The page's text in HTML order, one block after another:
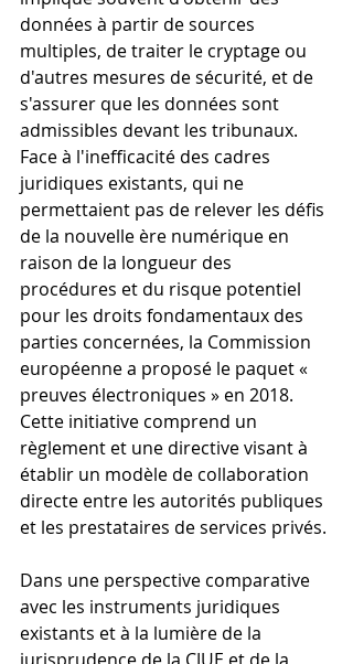
données à partir de sources
multiples, de traiter le cryptage ou
d'autres mesures de sécurité, et de
s'assurer que les données sont
admissibles devant les tribunaux.
Face à l'inefficacité des cadres
juridiques existants, qui ne
permettaient pas de relever les défis
de la nouvelle ère numérique en
raison de la longueur des
procédures et du risque potentiel
pour les droits fondamentaux des
parties concernées, la Commission
européenne a proposé le paquet «
preuves électroniques » en 2018.
Cette initiative comprend un
règlement et une directive visant à
établir un modèle de collaboration
directe entre les autorités publiques
et les prestataires de services privés.
Dans une perspective comparative
avec les instruments juridiques
existants et à la lumière de la